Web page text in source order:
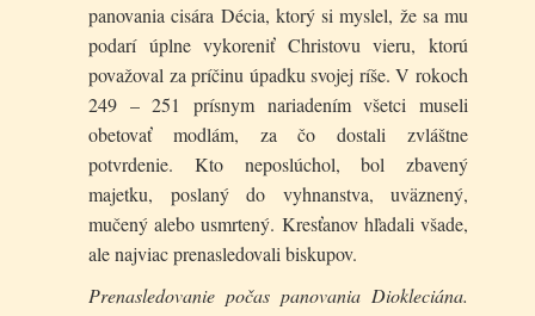
panovania cisára Décia, ktorý si myslel, že sa mu
podarí úplne vykoreniť Christovu vieru, ktorú
považoval za príčinu úpadku svojej ríše. V rokoch
249 – 251 prísnym nariadením všetci museli
obetovať modlám, za čo dostali zvláštne
potvrdenie. Kto neposlúchol, bol zbavený
majetku, poslaný do vyhnanstva, uväznený,
mučený alebo usmrtený. Kresťanov hľadali všade,
ale najviac prenasledovali biskupov.
Prenasledovanie počas panovania Diokleciána.